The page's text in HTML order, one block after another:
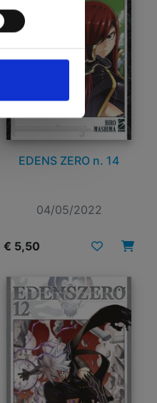
EDENS ZERO n. 14
04/05/2022
€ 5,50